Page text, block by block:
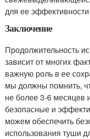
для ее
Заключение
Продолжительность
зависит от многих
важную роль в ее
мы должны помнить,
не более 3-6 месяцев
безопасные и
можем обеспечить
использования туши